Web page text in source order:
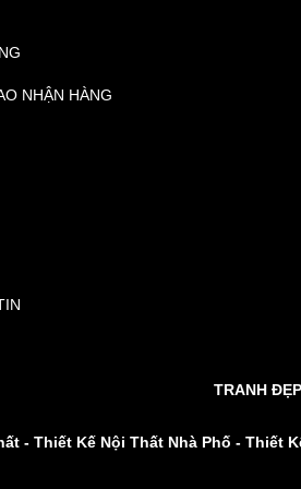
NHẬN HÀNG
TRANH
- Thiết Kế Nội Thất Nhà Phố - Thiết